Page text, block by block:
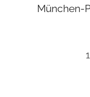
München-